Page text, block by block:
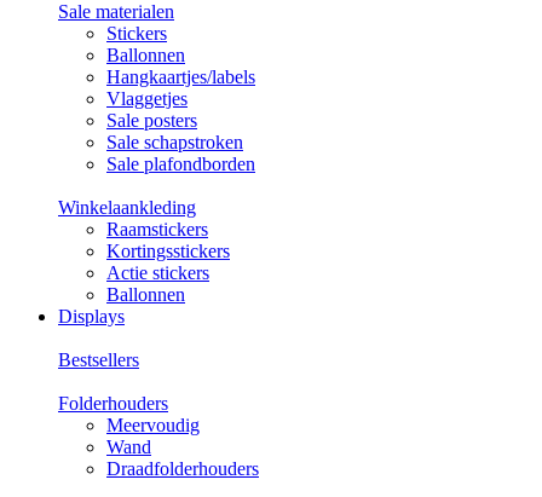
Sale materialen
Stickers
Ballonnen
Hangkaartjes/labels
Vlaggetjes
Sale posters
Sale schapstroken
Sale plafondborden
Winkelaankleding
Raamstickers
Kortingsstickers
Actie stickers
Ballonnen
Displays
Bestsellers
Folderhouders
Meervoudig
Wand
Draadfolderhouders